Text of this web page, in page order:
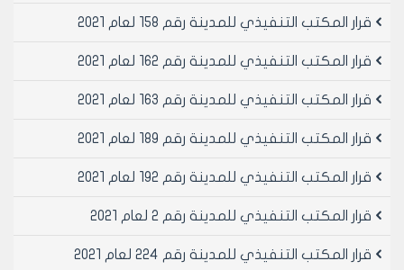
قرار المكتب التنفيذي للمدينة رقم 158 لعام 2021
قرار المكتب التنفيذي للمدينة رقم 162 لعام 2021
قرار المكتب التنفيذي للمدينة رقم 163 لعام 2021
قرار المكتب التنفيذي للمدينة رقم 189 لعام 2021
قرار المكتب التنفيذي للمدينة رقم 192 لعام 2021
قرار المكتب التنفيذي للمدينة رقم 2 لعام 2021
قرار المكتب التنفيذي للمدينة رقم 224 لعام 2021